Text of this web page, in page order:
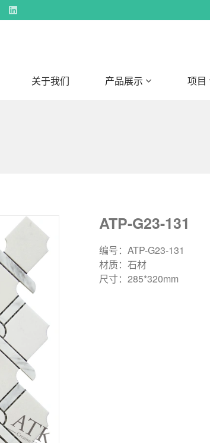
关于我们 产品展示 项目
ATP-G23-131
编号：ATP-G23-131
材质：石材
尺寸：285*320mm